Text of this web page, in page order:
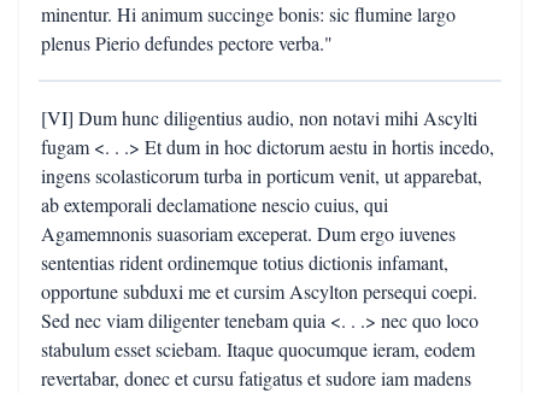
minentur. Hi animum succinge bonis: sic flumine largo
plenus Pierio defundes pectore verba."
[VI] Dum hunc diligentius audio, non notavi mihi Ascylti
fugam <. . .> Et dum in hoc dictorum aestu in hortis incedo,
ingens scolasticorum turba in porticum venit, ut apparebat,
ab extemporali declamatione nescio cuius, qui
Agamemnonis suasoriam exceperat. Dum ergo iuvenes
sententias rident ordinemque totius dictionis infamant,
opportune subduxi me et cursim Ascylton persequi coepi.
Sed nec viam diligenter tenebam quia <. . .> nec quo loco
stabulum esset sciebam. Itaque quocumque ieram, eodem
revertabar, donec et cursu fatigatus et sudore iam madens